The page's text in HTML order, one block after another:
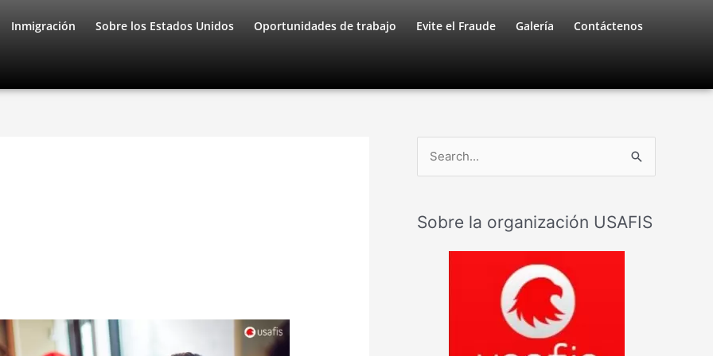
Inmigración Sobre los Estados Unidos Oportunidades de trabajo Evite el Fraude Galería Contáctenos
c
Sobre la organización USAFIS